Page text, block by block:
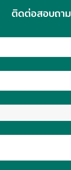
ติดต่อสอบถาม